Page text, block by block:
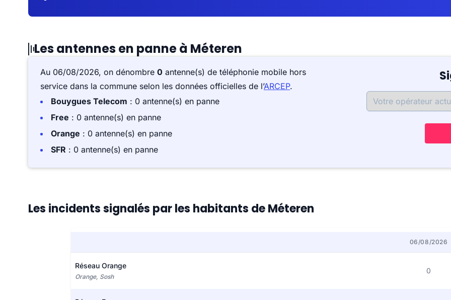
Les antennes en panne à Méteren
Au 06/08/2026, on dénombre 0 antenne(s) de téléphonie mobile hors
service dans la commune selon les données officielles de l’ARCEP.
Bouygues Telecom : 0 antenne(s) en panne
Free : 0 antenne(s) en panne
Orange : 0 antenne(s) en panne
SFR : 0 antenne(s) en panne
Les incidents signalés par les habitants de Méteren
06/08/2026
Réseau Orange
Orange, Sosh
0